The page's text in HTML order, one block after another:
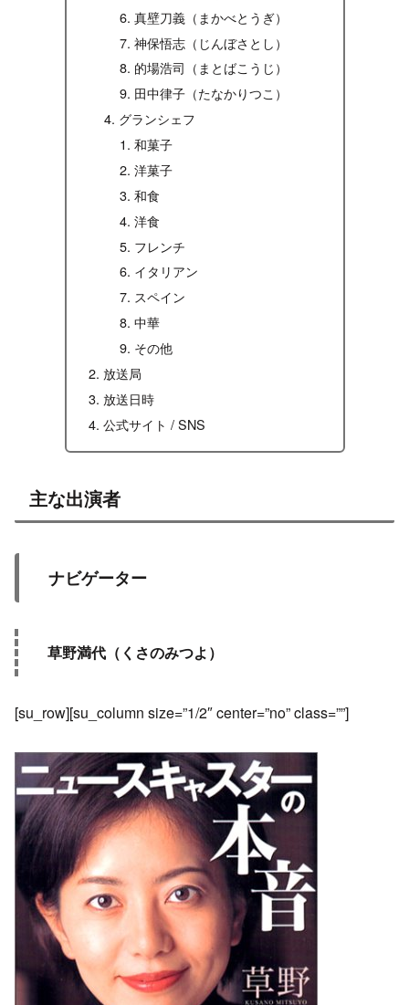
真壁刀義（まかべとうぎ）
神保悟志（じんぼさとし）
的場浩司（まとばこうじ）
田中律子（たなかりつこ）
グランシェフ
和菓子
洋菓子
和食
洋食
フレンチ
イタリアン
スペイン
中華
その他
放送局
放送日時
公式サイト / SNS
主な出演者
ナビゲーター
草野満代（くさのみつよ）
[su_row][su_column size=”1/2″ center=”no” class=””]